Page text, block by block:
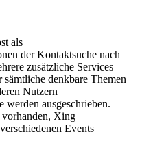
als
der Kontaktsuche nach
zusätzliche Services
denkbare Themen
Nutzern
werden ausgeschrieben.
Xing
Events